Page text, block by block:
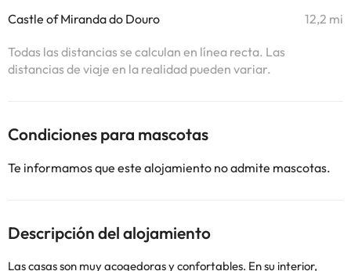
Castle of Miranda do Douro 12,2 mi
Todas las distancias se calculan en línea recta. Las
distancias de viaje en la realidad pueden variar.
Condiciones para mascotas
Te informamos que este alojamiento no admite mascotas.
Descripción del alojamiento
Las casas son muy acogedoras y confortables. En su interior,